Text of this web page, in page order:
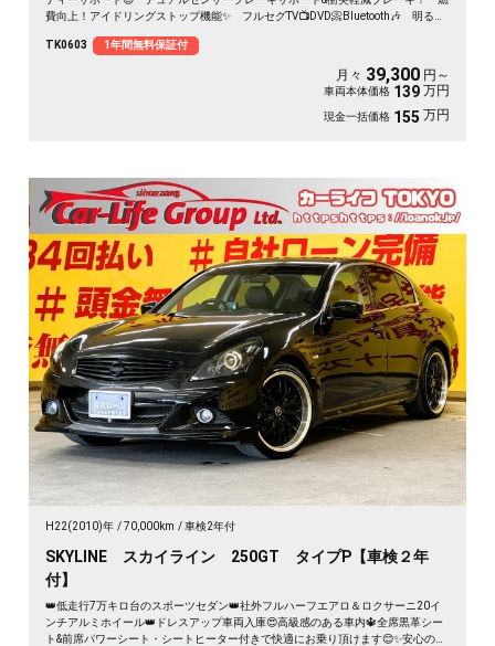
費向上！アイドリングストップ機能✨ フルセグTV📺DVD📀Bluetooth🎶 明るく
れラクラクです👪月々３万円台～✨
TK0603 1年間無料保証付
月々 39,300 円～
車両本体価格 139 万円
現金一括価格 155 万円
H22(2010)年 70,000km 車検2年付
SKYLINE スカイライン 250GT タイプP【車検２年
付】
👑低走行7万キロ台のスポーツセダン👑社外フルハーフエアロ＆ロクサーニ20イ
ンチアルミホイール👑ドレスアップ車両入庫😍高級感のある車内🔱全席黒革シー
ト&前席パワーシート・シートヒーター付きで快適にお乗り頂けます😊✨安心のド